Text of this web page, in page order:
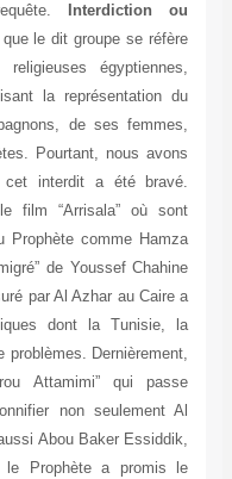
Interdiction ou
le dit groupe se réfère
égyptiennes,
la représentation du
de ses femmes,
Pourtant, nous avons
cet interdit a été bravé.
film “Arrisala” où sont
Prophète comme Hamza
de Youssef Chahine
par Al Azhar au Caire a
dont la Tunisie, la
Dernièrement,
Attamimi” qui passe
non seulement Al
Abou Baker Essiddik,
le Prophète a promis le